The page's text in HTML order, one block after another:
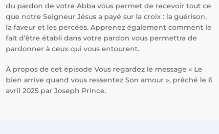
du pardon de votre Abba vous permet de recevoir tout ce
que notre Seigneur Jésus a payé sur la croix : la guérison,
la faveur et les percées. Apprenez également comment le
fait d’être établi dans votre pardon vous permettra de
pardonner à ceux qui vous entourent.
À propos de cet épisode Vous regardez le message « Le
bien arrive quand vous ressentez Son amour », prêché le 6
avril 2025 par Joseph Prince.